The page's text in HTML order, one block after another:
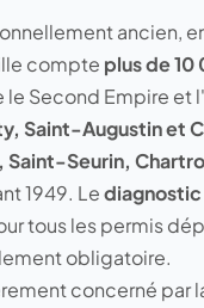
ancien,
compte plus de
Second Empire et
Saint-Augustin et
Seurin,
1949. Lediagnostic
tous les permis
obligatoire.
concerné par